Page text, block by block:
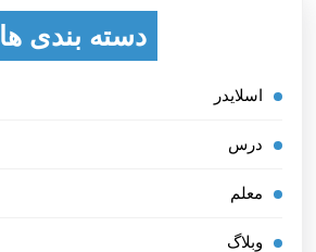
دسته بندی ها
اسلایدر
درس
معلم
وبلاگ